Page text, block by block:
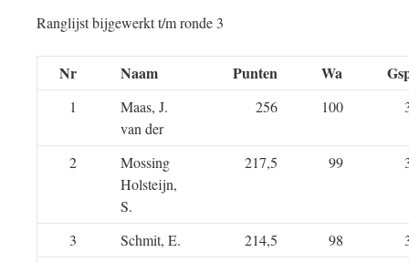
Ranglijst bijgewerkt t/m ronde 3
Nr Naam Punten Wa
1
Maas, J.
van der
256 100
2
Mossing
Holsteijn,
S.
217,5 99
3 Schmit, E. 214,5 98